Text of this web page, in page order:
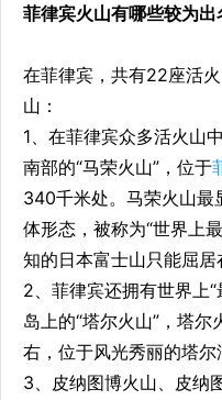
菲律宾火山有哪些较为出
在菲律宾，共有22座活
山：
1、在菲律宾众多活火山
南部的“马荣火山”，位于
340千米处。马荣火山最
体形态，被称为“世界上
知的日本富士山只能屈居
2、菲律宾还拥有世界上
岛上的“塔尔火山”，塔
右，位于风光秀丽的塔尔
3、皮纳图博火山、皮纳